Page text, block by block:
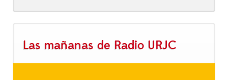
Las mañanas de Radio URJC